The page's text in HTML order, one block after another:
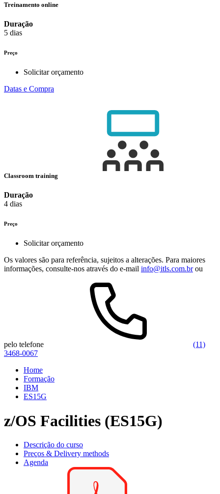
Treinamento online
Duração
5 dias
Preço
Solicitar orçamento
Datas e Compra
Classroom training
Duração
4 dias
Preço
Solicitar orçamento
Os valores são para referência, sujeitos a alterações. Para maiores
informações, consulte-nos através do e-mail info@itls.com.brou
pelo telefone
(11)
3468-0067
Home
Formação
IBM
ES15G
z/OS Facilities (ES15G)
Descrição do curso
Preços & Delivery methods
Agenda